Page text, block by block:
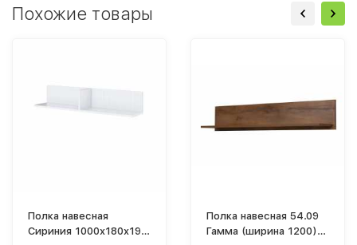
Похожие товары
Полка навесная
Сириния 1000x180x196
Полка навесная 54.09
Гамма (ширина 1200)